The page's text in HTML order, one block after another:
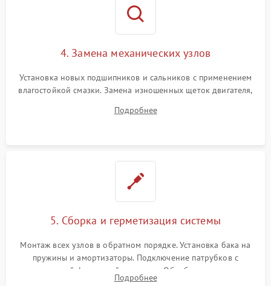
4. Замена механических узлов
Установка новых подшипников и сальников с применением
влагостойкой смазки. Замена изношенных щеток двигателя,
или поврежденной резиновой манжеты.
Подробнее
5. Сборка и герметизация системы
Монтаж всех узлов в обратном порядке. Установка бака на
пружины и амортизаторы. Подключение патрубков с
надежной фиксацией хомутами. Обработка стыков
герметиком для предотвращения возможных протечек воды.
Подробнее